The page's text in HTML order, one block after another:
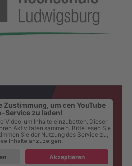
Zustimmung, um den YouTube
Service zu laden!
Video, um Inhalte einzubetten. Dieser
Aktivitäten sammeln. Bitte lesen Sie
Sie der Nutzung des Service zu,
Inhalte anzuzeigen.
Akzeptieren